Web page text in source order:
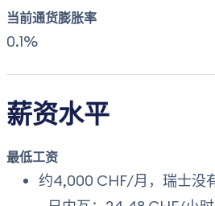
当前通货膨胀率
0.1%
薪资水平
最低工资
约4,000 CHF/月，瑞士没